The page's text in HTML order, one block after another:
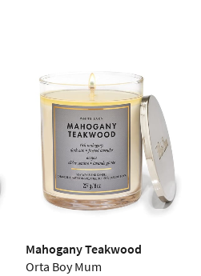
Mahogany Teakwood
Orta Boy Mum